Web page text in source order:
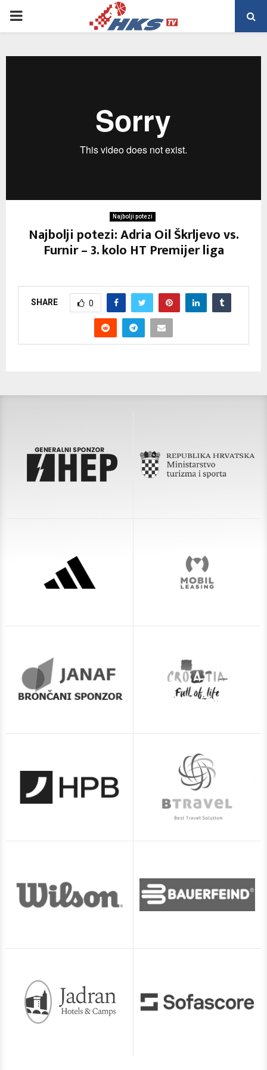
PRIMARY
Najbolji potezi
Najbolji potezi: Adria Oil Škrljevo vs.
Furnir – 3. kolo HT Premijer liga
SHARE 0